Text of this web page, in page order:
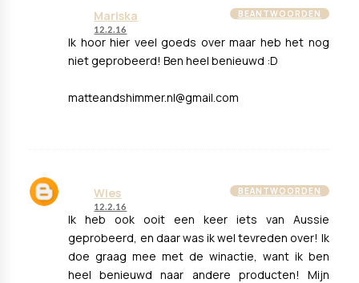
Mariska
12.2.16
Ik hoor hier veel goeds over maar heb het nog
niet geprobeerd! Ben heel benieuwd :D
matteandshimmer.nl@gmail.com
BEANTWOORDEN
Wies
12.2.16
Ik heb ook ooit een keer iets van Aussie
geprobeerd, en daar was ik wel tevreden over! Ik
doe graag mee met de winactie, want ik ben
heel benieuwd naar andere producten! Mijn
BEANTWOORDEN